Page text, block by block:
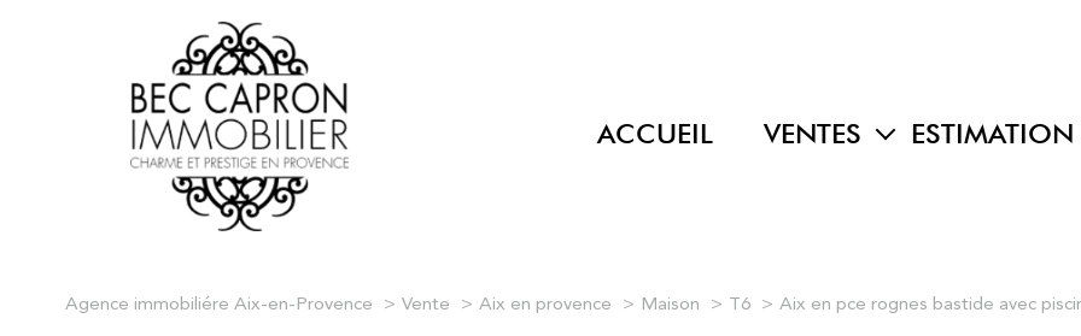
ACCUEIL VENTES
programmes neufs
ESTIMATION
Agence immobiliére Aix-en-Provence Vente Aix en provence Maison T6 Aix en pce rognes bastide avec